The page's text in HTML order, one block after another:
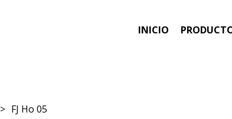
INICIO
FJ Ho 05